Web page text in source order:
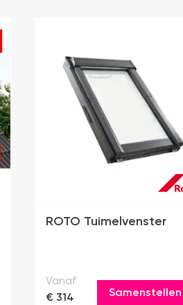
ROTO Tuimelvenster
Vanaf
€ 314
Samenstellen